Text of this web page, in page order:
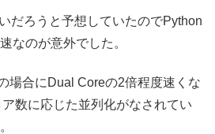
だろうと予想していたのでPython
なのが意外でした。
場合にDual Coreの2倍程度速くな
数に応じた並列化がなされてい